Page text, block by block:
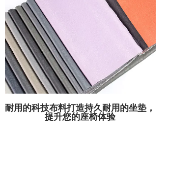
耐用的科技布料打造持久耐用的坐垫，
提升您的座椅体验